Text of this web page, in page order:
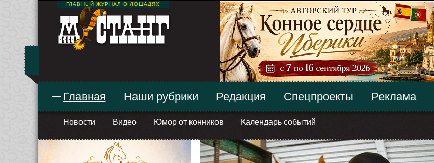
ГЛАВНЫЙ ЖУРНАЛ О ЛОШАДЯХ
Главная
Новости Видео Юмор от конников Календарь событий
Наши рубрики Редакция Спецпроекты Реклама